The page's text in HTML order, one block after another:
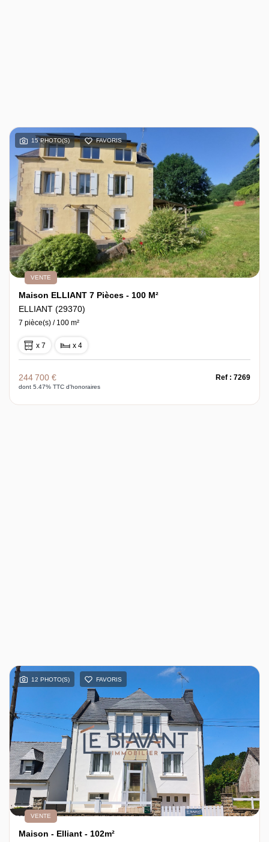
15 PHOTO(S) FAVORIS
VENTE
Maison ELLIANT 7 Pièces - 100 M²
ELLIANT (29370)
7 pièce(s) / 100 m²
x 7 x 4
244 700 €
dont 5.47% TTC d'honoraires
Ref : 7269
12 PHOTO(S) FAVORIS
VENTE
Maison - Elliant - 102m²